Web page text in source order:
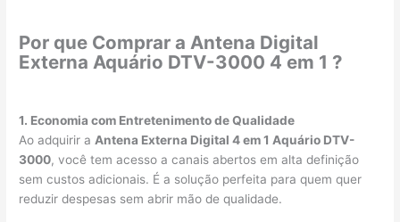
Por que Comprar a Antena Digital
Externa Aquário DTV-3000 4 em 1 ?
1. Economia com Entretenimento de Qualidade
Ao adquirir aAntena Externa Digital 4 em 1 Aquário DTV-
3000, você tem acesso a canais abertos em alta definição
sem custos adicionais. É a solução perfeita para quem quer
reduzir despesas sem abrir mão de qualidade.